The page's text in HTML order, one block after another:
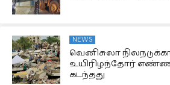
NEWS
வெனிசுலா
உயிரிழந்தோர்
கடந்தது